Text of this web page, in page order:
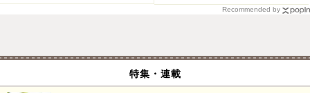
Recommended by
特集・連載